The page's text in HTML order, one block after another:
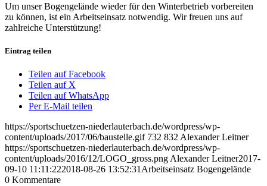
Um unser Bogengelände wieder für den Winterbetrieb vorbereiten
zu können, ist ein Arbeitseinsatz notwendig. Wir freuen uns auf
zahlreiche Unterstützung!
Eintrag teilen
Teilen auf Facebook
Teilen auf X
Teilen auf WhatsApp
Per E-Mail teilen
https://sportschuetzen-niederlauterbach.de/wordpress/wp-
content/uploads/2017/06/baustelle.gif 732 832 Alexander Leitner
https://sportschuetzen-niederlauterbach.de/wordpress/wp-
content/uploads/2016/12/LOGO_gross.png Alexander Leitner2017-
09-10 11:11:222018-08-26 13:52:31 Arbeitseinsatz Bogengelände
0 Kommentare